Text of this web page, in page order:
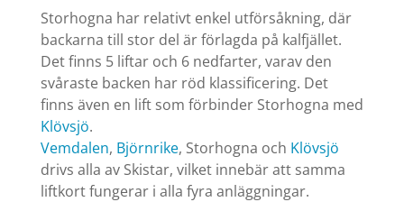
Storhogna har relativt enkel utförsåkning, där
backarna till stor del är förlagda på kalfjället.
Det finns 5 liftar och 6 nedfarter, varav den
svåraste backen har röd klassificering. Det
finns även en lift som förbinder Storhogna med
Klövsjö.
Vemdalen, Björnrike, Storhogna och Klövsjö
drivs alla av Skistar, vilket innebär att samma
liftkort fungerar i alla fyra anläggningar.